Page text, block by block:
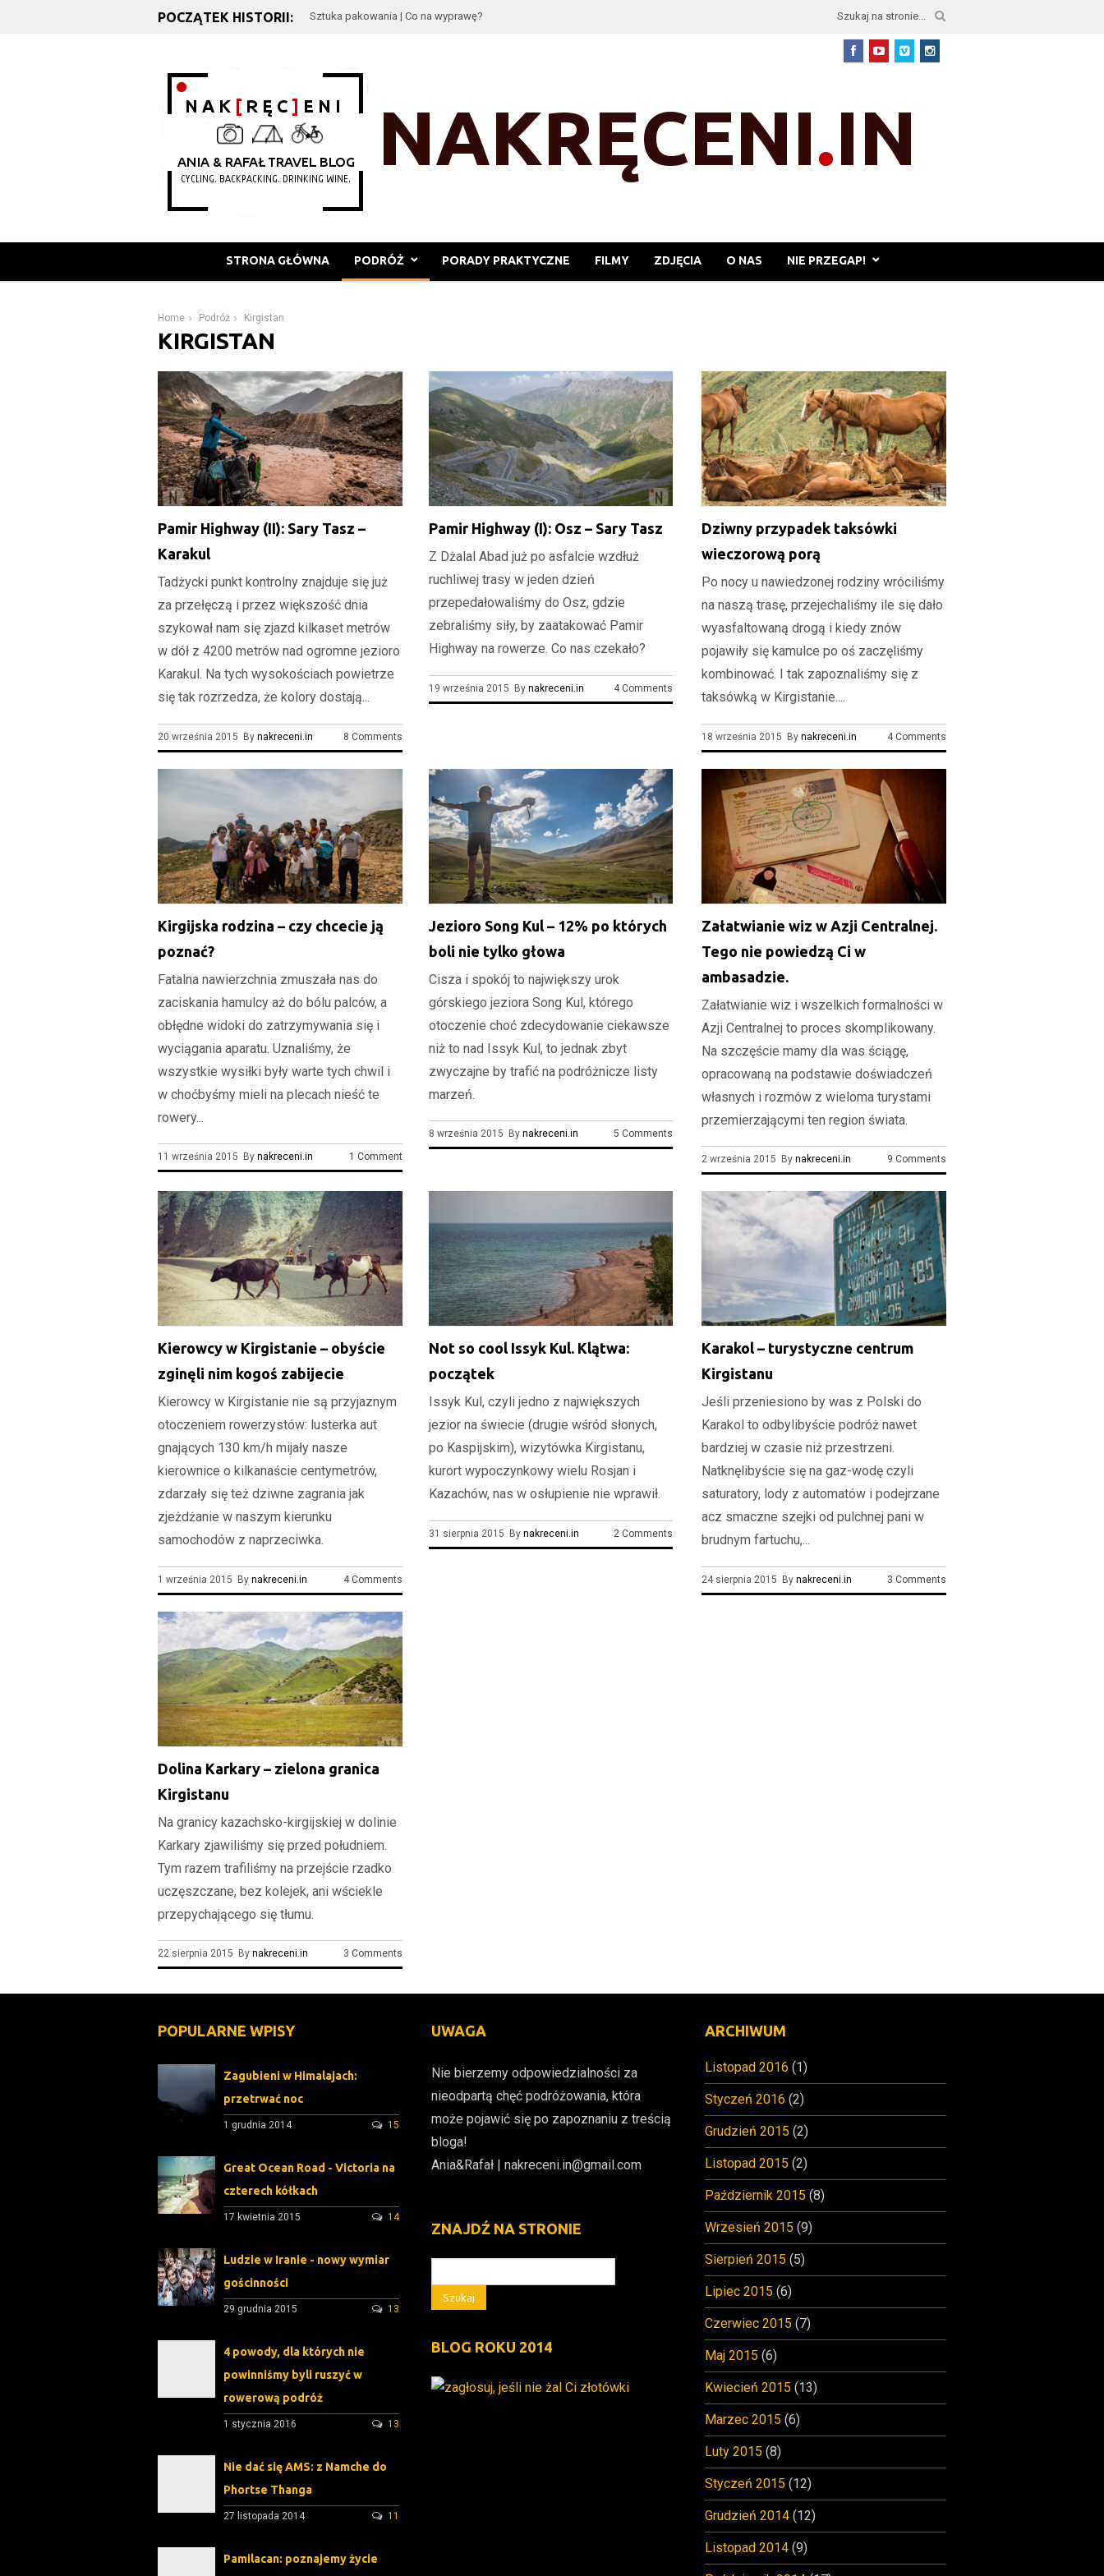
POCZĄTEK HISTORII: Sztuka pakowania | Co na wyprawę?
STRONA GŁÓWNA PODRÓŻ PORADY PRAKTYCZNE FILMY ZDJĘCIA O NAS NIE PRZEGAP!
Home Podróż Kirgistan
KIRGISTAN
Pamir Highway (II): Sary Tasz –
Karakul
Tadżycki punkt kontrolny znajduje się już
za przełęczą i przez większość dnia
szykował nam się zjazd kilkaset metrów
w dół z 4200 metrów nad ogromne jezioro
Karakul. Na tych wysokościach powietrze
się tak rozrzedza, że kolory dostają...
20 września 2015 By nakreceni.in 8 Comments
Pamir Highway (I): Osz – Sary Tasz
Z Dżalal Abad już po asfalcie wzdłuż
ruchliwej trasy w jeden dzień
przepedałowaliśmy do Osz, gdzie
zebraliśmy siły, by zaatakować Pamir
Highway na rowerze. Co nas czekało?
19 września 2015 By nakreceni.in 4 Comments
Dziwny przypadek taksówki
wieczorową porą
Po nocy u nawiedzonej rodziny wróciliśmy
na naszą trasę, przejechaliśmy ile się dało
wyasfaltowaną drogą i kiedy znów
pojawiły się kamulce po oś zaczęliśmy
kombinować. I tak zapoznaliśmy się z
taksówką w Kirgistanie....
18 września 2015 Bynakreceni.in 4 Comments
Kirgijska rodzina – czy chcecie ją
poznać?
Fatalna nawierzchnia zmuszała nas do
zaciskania hamulcy aż do bólu palców, a
obłędne widoki do zatrzymywania się i
wyciągania aparatu. Uznaliśmy, że
wszystkie wysiłki były warte tych chwil i
w choćbyśmy mieli na plecach nieść te
rowery...
11 września 2015 By nakreceni.in 1 Comment
Jezioro Song Kul – 12% po których
boli nie tylko głowa
Cisza i spokój to największy urok
górskiego jeziora Song Kul, którego
otoczenie choć zdecydowanie ciekawsze
niż to nad Issyk Kul, to jednak zbyt
zwyczajne by trafić na podróżnicze listy
marzeń.
8 września 2015 By nakreceni.in 5 Comments
Załatwianie wiz w Azji Centralnej.
Tego nie powiedzą Ci w
ambasadzie.
Załatwianie wiz i wszelkich formalności w
Azji Centralnej to proces skomplikowany.
Na szczęście mamy dla was ściągę,
opracowaną na podstawie doświadczeń
własnych i rozmów z wieloma turystami
przemierzającymi ten region świata.
2 września 2015 Bynakreceni.in 9 Comments
Kierowcy w Kirgistanie – obyście
zginęli nim kogoś zabijecie
Kierowcy w Kirgistanie nie są przyjaznym
otoczeniem rowerzystów: lusterka aut
gnających 130 km/h mijały nasze
kierownice o kilkanaście centymetrów,
zdarzały się też dziwne zagrania jak
zjeżdżanie w naszym kierunku
samochodów z naprzeciwka.
1 września 2015 By nakreceni.in 4 Comments
Not so cool Issyk Kul. Klątwa:
początek
Issyk Kul, czyli jedno z największych
jezior na świecie (drugie wśród słonych,
po Kaspijskim), wizytówka Kirgistanu,
kurort wypoczynkowy wielu Rosjan i
Kazachów, nas w osłupienie nie wprawił.
31 sierpnia 2015 By nakreceni.in 2 Comments
Karakol – turystyczne centrum
Kirgistanu
Jeśli przeniesiono by was z Polski do
Karakol to odbylibyście podróż nawet
bardziej w czasie niż przestrzeni.
Natknęlibyście się na gaz-wodę czyli
saturatory, lody z automatów i podejrzane
acz smaczne szejki od pulchnej pani w
brudnym fartuchu,...
24 sierpnia 2015 Bynakreceni.in 3 Comments
Dolina Karkary – zielona granica
Kirgistanu
Na granicy kazachsko-kirgijskiej w dolinie
Karkary zjawiliśmy się przed południem.
Tym razem trafiliśmy na przejście rzadko
uczęszczane, bez kolejek, ani wściekle
przepychającego się tłumu.
22 sierpnia 2015 By nakreceni.in 3 Comments
POPULARNE WPISY
Zagubieni w Himalajach:
przetrwać noc
1 grudnia 2014 15
Great Ocean Road - Victoria na
czterech kółkach
17 kwietnia 2015 14
Ludzie w Iranie - nowy wymiar
gościnności
29 grudnia 2015 13
4 powody, dla których nie
powinniśmy byli ruszyć w
rowerową podróż
1 stycznia 2016 13
Nie dać się AMS: z Namche do
Phortse Thanga
27 listopada 2014 11
Pamilacan: poznajemy życie
UWAGA
Nie bierzemy odpowiedzialności za
nieodpartą chęć podróżowania, która
może pojawić się po zapoznaniu z treścią
bloga!
Ania&Rafał | nakreceni.in@gmail.com
ARCHIWUM
Listopad 2016 (1)
Styczeń 2016 (2)
Grudzień 2015 (2)
Listopad 2015 (2)
Październik 2015 (8)
Wrzesień 2015 (9)
Sierpień 2015 (5)
Lipiec 2015 (6)
Czerwiec 2015 (7)
Maj 2015 (6)
Kwiecień 2015 (13)
Marzec 2015 (6)
Luty 2015 (8)
Styczeń 2015 (12)
Grudzień 2014(12)
Listopad 2014(9)
ZNAJDŹ NA STRONIE
BLOG ROKU 2014